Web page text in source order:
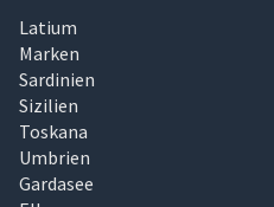
Latium
Marken
Sardinien
Sizilien
Toskana
Umbrien
Gardasee